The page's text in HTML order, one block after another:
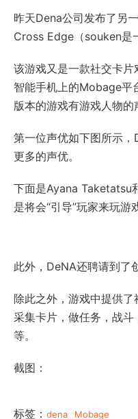
昨天Dena公司发布了另
Cross Edge（souken是
该游戏又是一款社交卡片
智能手机上的Mobage平
版本的游戏有游戏人物的
第一位声优如下图所示
更多的声优。
下面是Ayana Taketatsu
是将会“引导”玩家来玩游
此外，DeNA还聘请到了
除此之外，游戏中提供了
采集卡片，做任务，战
等。
截图：
标签： dena Mobage